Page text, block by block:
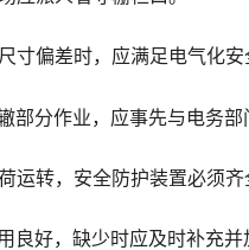
寸偏差时，应满足电气化安
部分作业，应事先与电务部
运转，安全防护装置必须齐
良好，缺少时应及时补充并